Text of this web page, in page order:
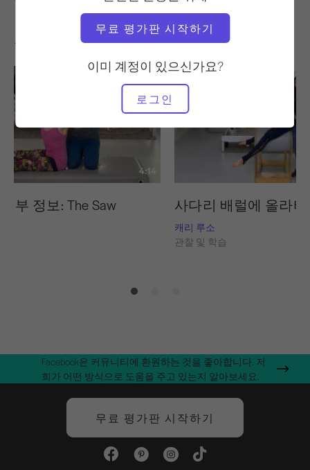
무료 평가판 시작하기
이미 계정이 있으신가요?
로그인
좋아할 만한 다른 운동
4:14
부 정보: The Saw 사다리 배럴에 올라
캐리 루소
관찰 및 학습
Facebook은 커뮤니티에 환원하는 것을 좋아합니다. 저
희가 어떤 방식으로 도움을 주고 있는지 알아보세요.
무료 평가판 시작하기